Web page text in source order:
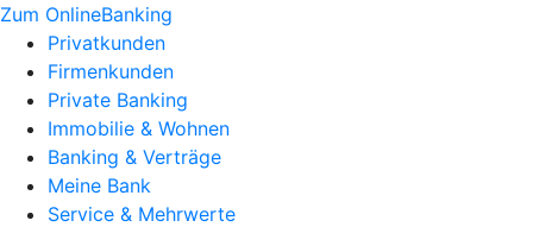
Zum OnlineBanking
Privatkunden
Firmenkunden
Private Banking
Immobilie & Wohnen
Banking & Verträge
Meine Bank
Service & Mehrwerte